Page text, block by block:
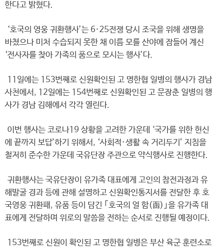
한다고 밝혔다.
‘호국의 영웅 귀환행사’는 6·25전쟁 당시 조국을 위해 생명을
바쳤으나 미처 수습되지 못한 채 이름 모를 산야에 잠들어 계신
‘전사자를 찾아 가족의 품으로 모시는 행사’다.
11일에는 153번째로 신원확인된 고 명한협 일병의 행사가 경남
사천에서, 12일에는 154번째로 신원확인된 고 문장춘 일병의 행
사가 경남 김해에서 각각 열린다.
이번 행사는 코로나19 상황을 고려한 가운데 ‘국가를 위한 헌신
에 끝까지 보답’하기 위해서, ‘사회적·생활 속 거리두기’ 지침을
철저히 준수한 가운데 국유단장 주관으로 약식행사로 진행한다.
귀환행사는 국유단장이 유가족 대표에게 고인의 참전과정과 유
해발굴 경과 등에 관해 설명하고 신원확인통지서를 전달한 후 호
국영웅 귀환패, 유품 등이 담긴 ｢호국의 얼 함(函)｣을 유가족 대
표에게 전달하며 위로의 말씀을 전하는 순서로 진행될 예정이다.
153번째로 신원이 확인된 고 명한협 일병은 부산 육군 훈련소로